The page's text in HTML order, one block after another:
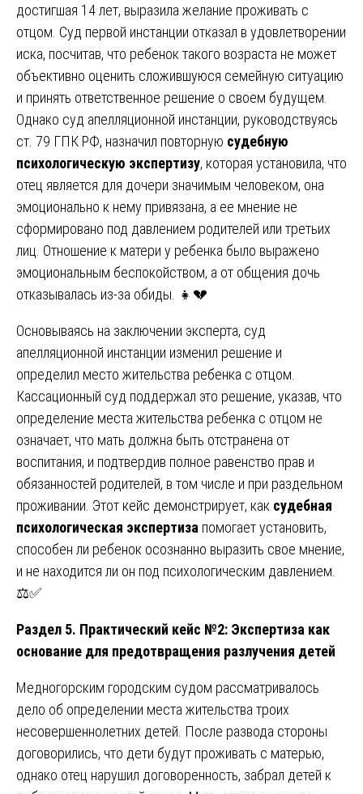
достигшая 14 лет, выразила желание проживать с
отцом. Суд первой инстанции отказал в удовлетворении
иска, посчитав, что ребенок такого возраста не может
объективно оценить сложившуюся семейную ситуацию
и принять ответственное решение о своем будущем.
Однако суд апелляционной инстанции, руководствуясь
ст. 79 ГПК РФ, назначил повторную судебную
психологическую экспертизу, которая установила, что
отец является для дочери значимым человеком, она
эмоционально к нему привязана, а ее мнение не
сформировано под давлением родителей или третьих
лиц. Отношение к матери у ребенка было выражено
эмоциональным беспокойством, а от общения дочь
отказывалась из-за обиды. 👧💔
Основываясь на заключении эксперта, суд
апелляционной инстанции изменил решение и
определил место жительства ребенка с отцом.
Кассационный суд поддержал это решение, указав, что
определение места жительства ребенка с отцом не
означает, что мать должна быть отстранена от
воспитания, и подтвердив полное равенство прав и
обязанностей родителей, в том числе и при раздельном
проживании. Этот кейс демонстрирует, как судебная
психологическая экспертиза помогает установить,
способен ли ребенок осознанно выразить свое мнение,
и не находится ли он под психологическим давлением.
⚖️✅
Раздел 5. Практический кейс №2: Экспертиза как
основание для предотвращения разлучения детей
Медногорским городским судом рассматривалось
дело об определении места жительства троих
несовершеннолетних детей. После развода стороны
договорились, что дети будут проживать с матерью,
однако отец нарушил договоренность, забрал детей к